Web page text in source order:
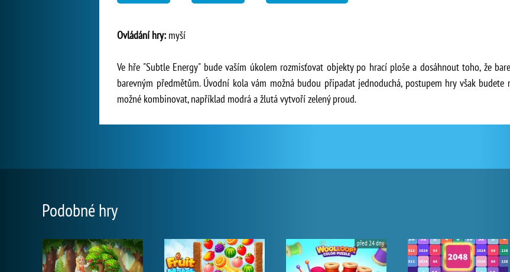
Ovládání hry: myší
Ve hře "Subtle Energy" bude vaším úkolem rozmisťovat objekty po hrací ploše a dosáhnout toho, že
barevným předmětům. Úvodní kola vám možná budou připadat jednoduchá, postupem hry však budete
možné kombinovat, například modrá a žlutá vytvoří zelený proud.
Podobné hry
před 24 dny